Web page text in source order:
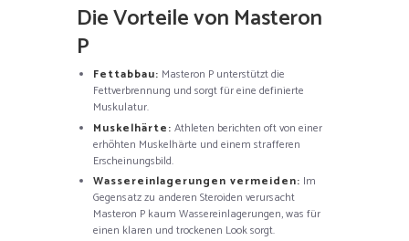
Die Vorteile von Masteron
P
Fettabbau: Masteron P unterstützt die
Fettverbrennung und sorgt für eine definierte
Muskulatur.
Muskelhärte: Athleten berichten oft von einer
erhöhten Muskelhärte und einem strafferen
Erscheinungsbild.
Wassereinlagerungen vermeiden: Im
Gegensatz zu anderen Steroiden verursacht
Masteron P kaum Wassereinlagerungen, was für
einen klaren und trockenen Look sorgt.